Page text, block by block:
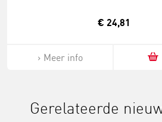
€ 24,81
Meer info
Gerelateerde